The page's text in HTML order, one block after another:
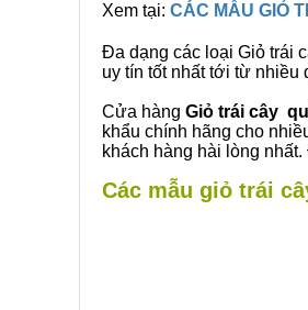
Xem tại: CÁC MẪU GIỎ
Đa dạng các loại Giỏ trái
uy tín tốt nhất tới từ nhiều
Cửa hàng Giỏ trái cây
khẩu chính hãng cho
khách hàng hài lòng
Các mẫu giỏ trái